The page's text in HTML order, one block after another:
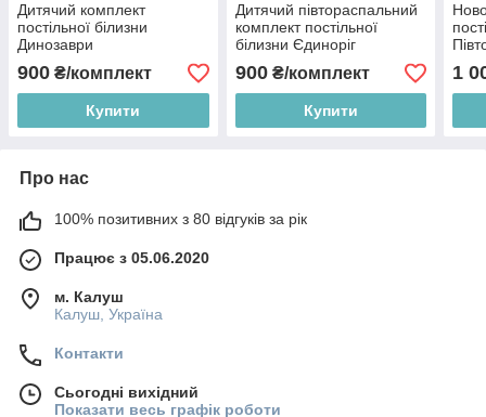
Дитячий комплект
постільної білизни
Динозаври
900 ₴/комплект
Купити
Дитячий півтораспальний
комплект постільної
білизни Єдиноріг
900₴/комплект
Купити
1
Про нас
100% позитивних з 80 відгуків за рік
Працює з 05.06.2020
м. Калуш
Калуш, Україна
Контакти
Сьогодні вихідний
Показати весь графік роботи